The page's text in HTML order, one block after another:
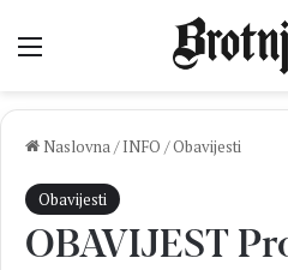
Izbornik
Naslovna/ INFO /Obavijesti
Obavijesti
OBAVIJEST